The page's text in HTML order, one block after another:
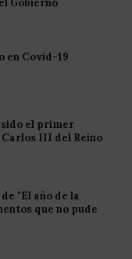
en Covid-19
el primer
III del Reino
"El año de la
que no pude